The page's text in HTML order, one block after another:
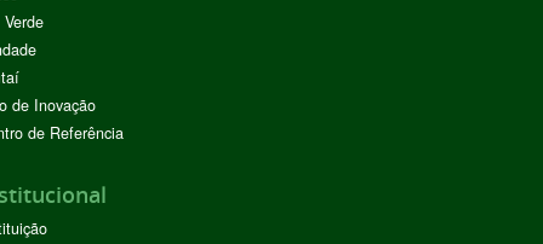
de Inovação
de Referência